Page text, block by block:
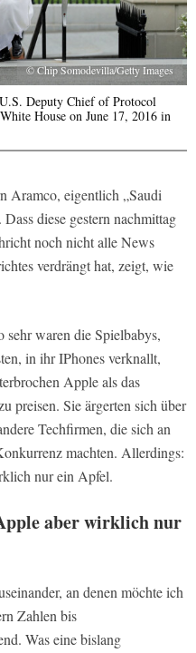
© Chip Somodevilla/Getty Images
Deputy Chief of Protocol
House on June 17, 2016 in
Aramco, eigentlich „Saudi
diese gestern nachmittag
noch nicht alle News
verdrängt hat, zeigt, wie
waren die Spielbabys,
in ihr IPhones verknallt,
Apple als das
preisen. Sie ärgerten sich über
Techfirmen, die sich an
machten. Allerdings:
nur ein Apfel.
aber wirklich nur
an denen möchte ich
Zahlen bis
Was eine bislang